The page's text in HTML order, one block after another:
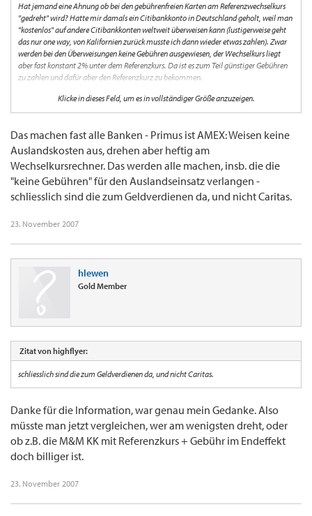
Hat jemand eine Ahnung ob bei den gebührenfreien Karten am Referenzwechselkurs
"gedreht" wird? Hatte mir damals ein Citibankkonto in Deutschland geholt, weil man
"kostenlos" auf andere Citibankkonten weltweit überweisen kann (lustigerweise geht
das nur one way, von Kalifornien zurück musste ich dann wieder etwas zahlen). Zwar
werden bei den Überweisungen keine Gebühren ausgewiesen, der Wechselkurs liegt
aber fast konstant 2% unter dem Referenzkurs. Da ist es zum Teil günstiger Gebühren
zu zahlen und dafür aber den Referenzkurz zu bekommen.
Deswegen war mal meine naive Vermutung, dass die KK-Firmen, die keine offiziellen
Gebühren verlangen, vielleicht am Wechselkurs drehen. Kann dies jemand bestätigen /
vielen Dank für sachdienliche Hinweise!
Klicke in dieses Feld, um es in vollständiger Größe anzuzeigen.
Das machen fast alle Banken - Primus ist AMEX: Weisen keine
Auslandskosten aus, drehen aber heftig am
Wechselkursrechner. Das werden alle machen, insb. die die
"keine Gebühren" für den Auslandseinsatz verlangen -
schliesslich sind die zum Geldverdienen da, und nicht Caritas.
23. November 2007
hlewen
Gold Member
Zitat von highflyer:
schliesslich sind die zum Geldverdienen da, und nicht Caritas.
Danke für die Information, war genau mein Gedanke. Also
müsste man jetzt vergleichen, wer am wenigsten dreht, oder
ob z.B. die M&M KK mit Referenzkurs + Gebühr im Endeffekt
doch billiger ist.
23. November 2007